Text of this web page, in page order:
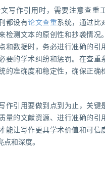
写作引用时，需要注意查重
都设有论文查重系统，通过比
检测文本的原创性和抄袭情况
和数据时，务必进行准确的引
要的学术纠纷和惩罚。在查重
的准确度和稳定性，确保正确
作引用要做到点到为止，关键
量的文献资源、进行准确的引
能让写作更具学术价值和可信
和深度。